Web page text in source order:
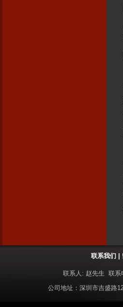
联系我们
联系人: 赵先生 联
公司地址：深圳市吉盛路